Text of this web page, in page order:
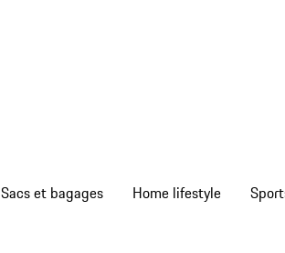
Sacs et bagages Home lifestyle